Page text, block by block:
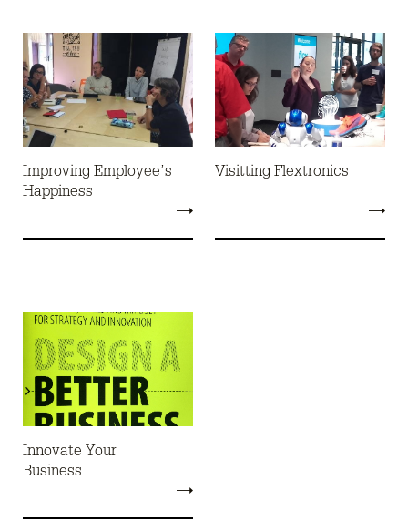
Improving Employee’s
Happiness
Visitting Flextronics
Innovate Your
Business